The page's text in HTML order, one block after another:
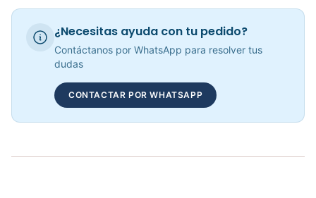
COP 127,723.00
¿Necesitas ayuda con tu pedido?
Contáctanos por WhatsApp para resolver tus
dudas
CONTACTAR POR WHATSAPP